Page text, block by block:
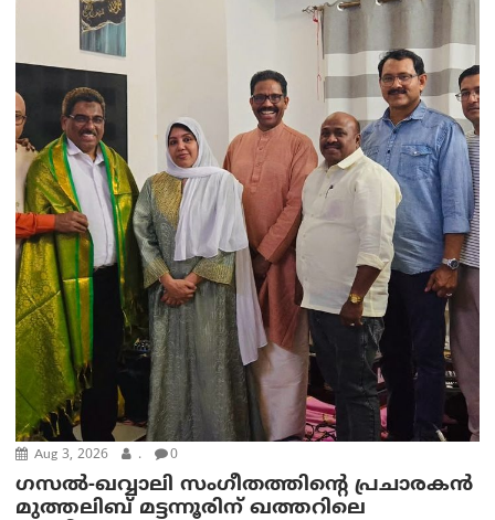
Aug 3, 2026 . 0
ഗസല്‍-ഖവ്വാലി സംഗീതത്തിന്റെ പ്രചാരകന്‍
മുത്തലിബ് മട്ടന്നൂരിന് ഖത്തറിലെ